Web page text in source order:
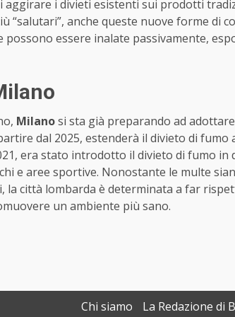
aggirare i divieti esistenti sui prodotti
“salutari”, anche queste nuove forme di
possono essere inalate passivamente,
Milanosi sta già preparando ad
dal 2025, estenderà il divieto di
era stato introdotto il divieto di fumo
e aree sportive. Nonostante le multe
la città lombarda è determinata a far
un ambiente più sano.
Chi siamo La Redazione di